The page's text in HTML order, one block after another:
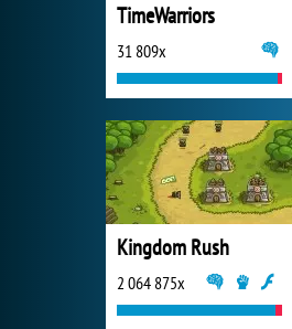
TimeWarriors
31 809x
Kingdom Rush
2 064 875x